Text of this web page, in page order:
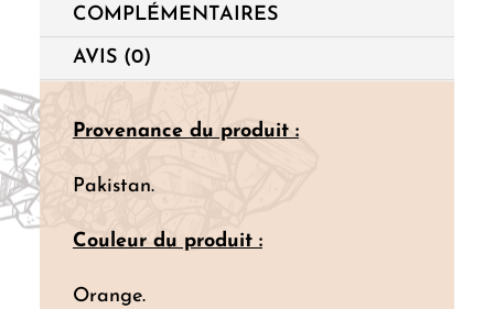
kg)
COMPLÉMENTAIRES
AVIS (0)
Provenance du produit :
Pakistan.
Couleur du produit :
Orange.